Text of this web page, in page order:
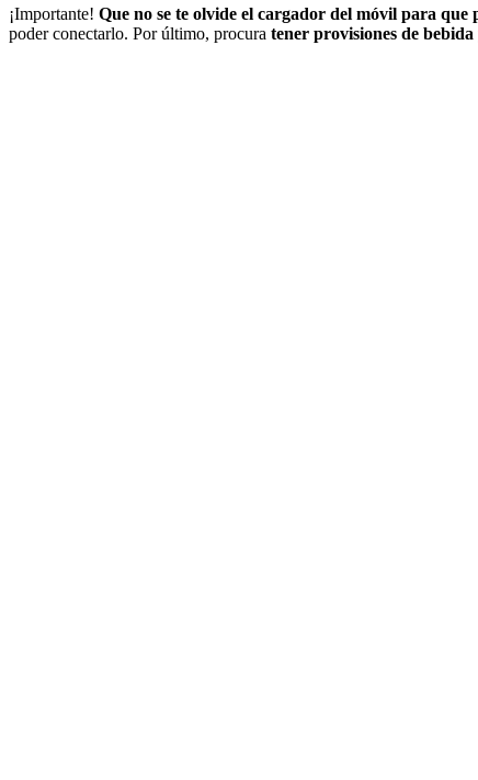
¡Importante! Que no se te olvide el cargador del móvil para que
poder conectarlo. Por último, procura tener provisiones de